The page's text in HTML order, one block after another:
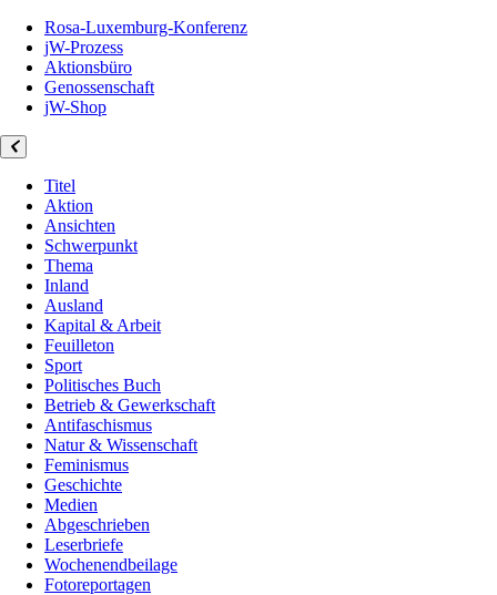
Rosa-Luxemburg-Konferenz
jW-Prozess
Aktionsbüro
Genossenschaft
jW-Shop
Titel
Aktion
Ansichten
Schwerpunkt
Thema
Inland
Ausland
Kapital & Arbeit
Feuilleton
Sport
Politisches Buch
Betrieb & Gewerkschaft
Antifaschismus
Natur & Wissenschaft
Feminismus
Geschichte
Medien
Abgeschrieben
Leserbriefe
Wochenendbeilage
Fotoreportagen